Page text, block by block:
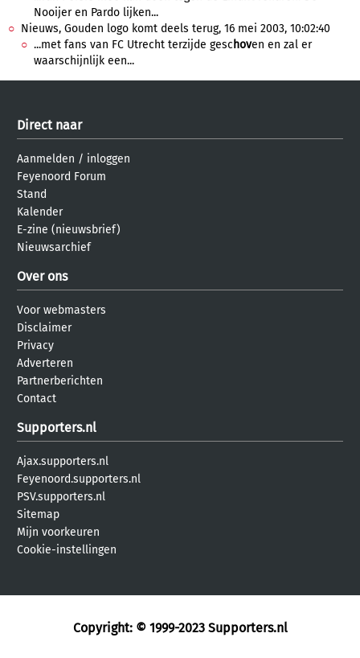
Nooijer en Pardo lijken...
Nieuws, Gouden logo komt deels terug, 16 mei 2003, 10:02:40
...met fans van FC Utrecht terzijde gesc hoven en zal er
waarschijnlijk een...
Direct naar
Aanmelden / inloggen
Feyenoord Forum
Stand
Kalender
E-zine (nieuwsbrief)
Nieuwsarchief
Over ons
Voor webmasters
Disclaimer
Privacy
Adverteren
Partnerberichten
Contact
Supporters.nl
Ajax.supporters.nl
Feyenoord.supporters.nl
PSV.supporters.nl
Sitemap
Mijn voorkeuren
Cookie-instellingen
Copyright: © 1999-2023 Supporters.nl